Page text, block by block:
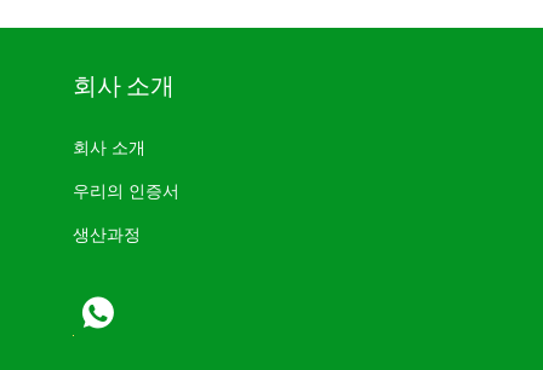
회사 소개
회사 소개
우리의 인증서
생산과정